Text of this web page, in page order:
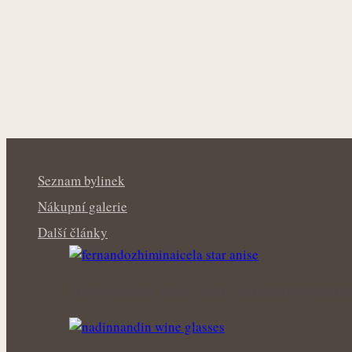
Seznam bylinek
Nákupní galerie
Další články